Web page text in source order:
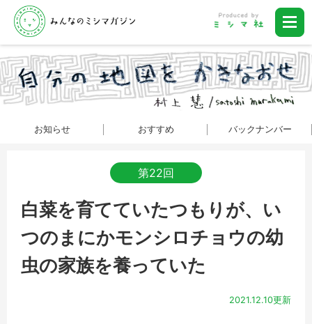
お知らせ おすすめ バックナンバー
第22回
白菜を育てていたつもりが、い
つのまにかモンシロチョウの幼
虫の家族を養っていた
2021.12.10更新